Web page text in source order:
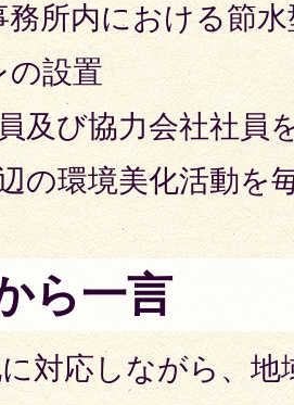
務所内における節
の設置
及び協力会社社員
の環境美化活動を
ら一言
対応しながら、地